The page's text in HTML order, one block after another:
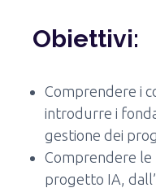
Obiettivi:
Comprendere i
introdurre i
gestione dei
Comprendere le
progetto IA,